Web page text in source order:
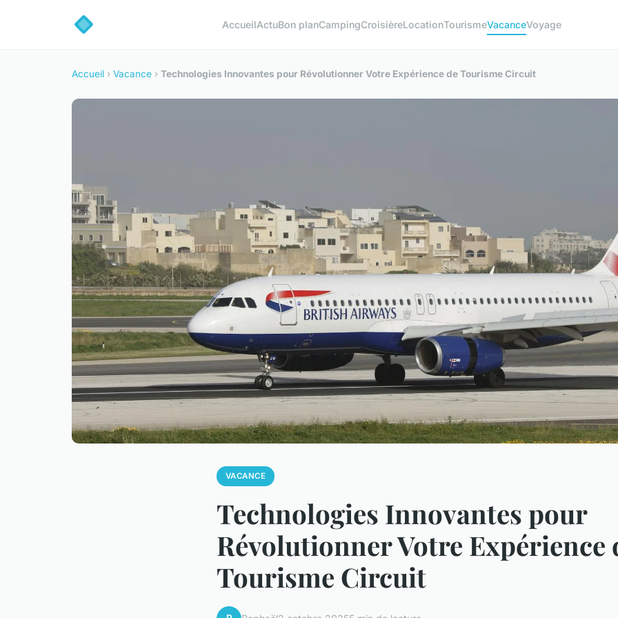
AccueilActuBon planCampingCroisièreLocationTourismeVacanceVoyage
Accueil › Vacance › Technologies Innovantes pour Révolutionner Votre Expérience de Tourisme Circuit
VACANCE
Technologies Innovantes pour
Révolutionner Votre Expérience
Tourisme Circuit